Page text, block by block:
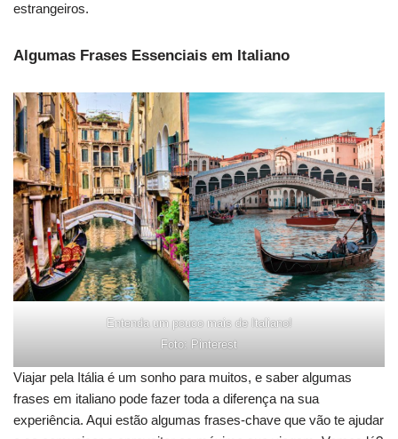
estrangeiros.
Algumas Frases Essenciais em Italiano
Entenda um pouco mais de Italiano!
Foto: Pinterest
Viajar pela Itália é um sonho para muitos, e saber algumas
frases em italiano pode fazer toda a diferença na sua
experiência. Aqui estão algumas frases-chave que vão te ajudar